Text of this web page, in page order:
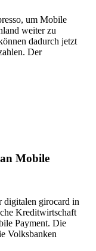
um Mobile
weiter zu
dadurch jetzt
Der
Mobile
digitalen girocard in
Kreditwirtschaft
Payment. Die
Volksbanken